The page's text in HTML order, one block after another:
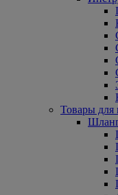
Товары для